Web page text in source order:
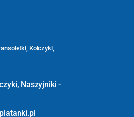
Kolczyki,
Naszyjniki -